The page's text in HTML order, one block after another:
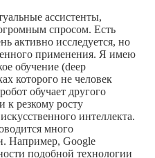
ассистенты,
спросом. Есть
активно исследуется, но
применения. Я имею
обучение (deep
которого не человек
обучает другого
к резкому росту
интеллекта.
много
Например, Google
подобной технологии